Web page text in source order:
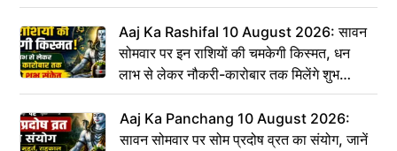
Aaj Ka Rashifal 10 August 2026: सावन
सोमवार पर इन राशियों की चमकेगी किस्मत, धन
लाभ से लेकर नौकरी-कारोबार तक मिलेंगे शुभ
संकेत
Aaj Ka Panchang 10 August 2026:
सावन सोमवार पर सोम प्रदोष व्रत का संयोग, जानें